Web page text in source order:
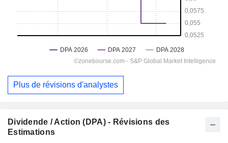
Plus de révisions d'analystes
Dividende / Action (DPA) - Révisions des
Estimations